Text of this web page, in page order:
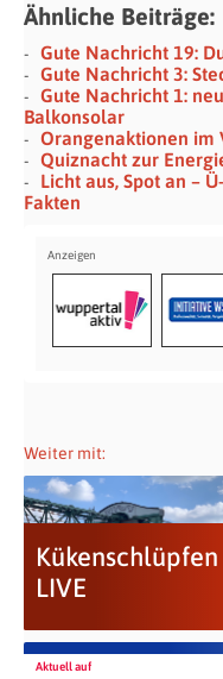
Ähnliche Beiträge:
Gute Nachricht 19:
Gute Nachricht 3:
Gute Nachricht 1:
Balkonsolar
Orangenaktionen im
Quiznacht zur
Licht aus, Spot an –
Fakten
Weiter mit:
Kükenschlüpfen
LIVE
Aktuell auf